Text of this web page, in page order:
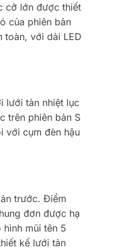
cỡ lớn được thiết
của phiên bản
toàn, với dải LED
lưới tản nhiệt lục
trên phiên bản S
với cụm đèn hậu
trước. Điểm
đơn được hạ
mũi tên 5
kế lưới tản